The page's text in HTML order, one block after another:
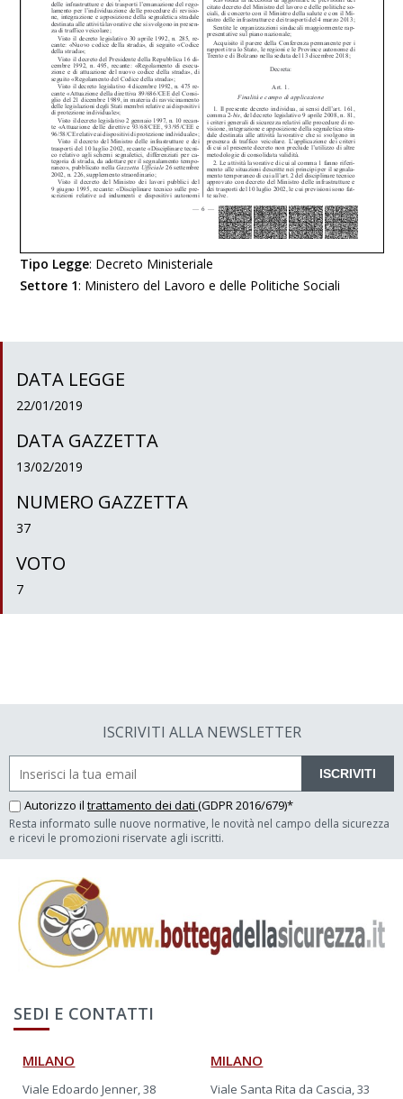
Tipo Legge: Decreto Ministeriale
Settore 1: Ministero del Lavoro e delle Politiche Sociali
DATA LEGGE
22/01/2019
DATA GAZZETTA
13/02/2019
NUMERO GAZZETTA
37
VOTO
7
ISCRIVITI ALLA NEWSLETTER
ISCRIVITI
Autorizzo il trattamento dei dati (GDPR 2016/679)*
Resta informato sulle nuove normative, le novità nel campo della sicurezza
e ricevi le promozioni riservate agli iscritti.
SEDI E CONTATTI
MILANO
Viale Edoardo Jenner, 38
MILANO
Viale Santa Rita da Cascia, 33